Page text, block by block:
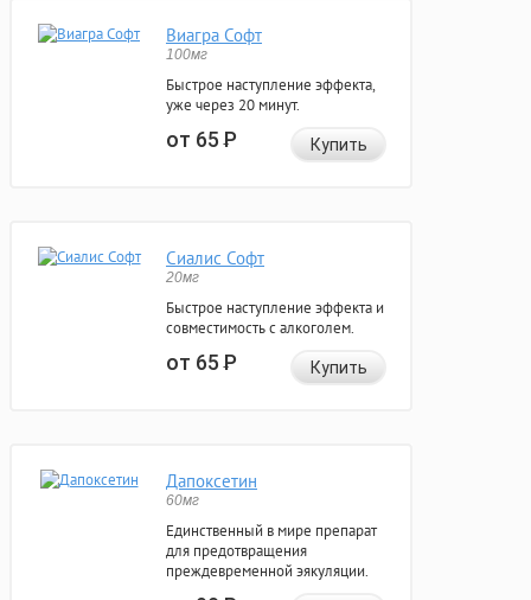
Виагра Софт
100мг
Быстрое наступление эффекта,
уже через 20 минут.
от 65Р Купить
Сиалис Софт
20мг
Быстрое наступление эффекта и
совместимость с алкоголем.
от 65Р Купить
Дапоксетин
60мг
Единственный в мире препарат
для предотвращения
преждевременной эякуляции.